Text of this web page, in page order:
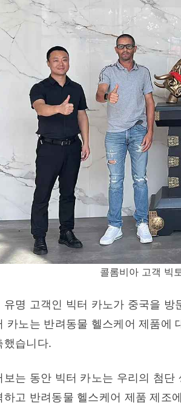
콜롬비아 고객 빅
유명 고객인 빅터 카노가 중국을
카노는 반려동물 헬스케어 제품에
했습니다.
보는 동안 빅터 카노는 우리의 첨
하고 반려동물 헬스케어 제품 제조